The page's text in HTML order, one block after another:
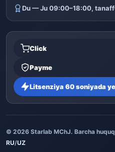
Du — Ju 09:00–18:00,
Click
Payme
Litsenziya 60 soniyada
© 2026 Starlab MChJ. Barcha
RU/UZ